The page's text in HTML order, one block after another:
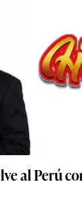
al Perú